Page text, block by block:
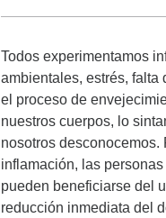
Todos experimentamos
ambientales, estrés, falta
el proceso de
nuestros cuerpos, lo
nosotros desconocemos.
inflamación, las
pueden beneficiarse del
reducción inmediata del